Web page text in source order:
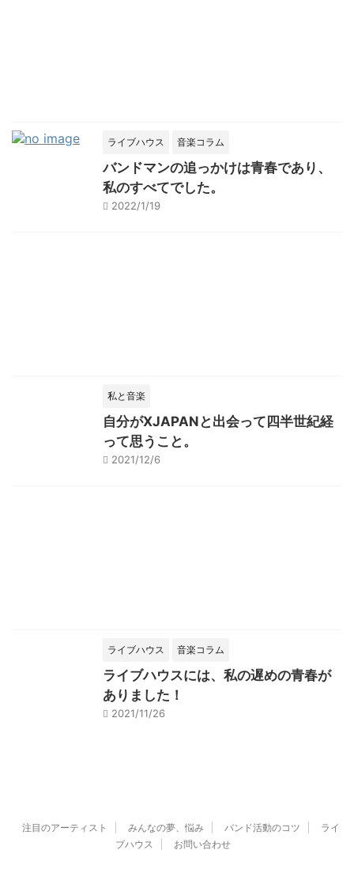
ライブハウス 音楽コラム
バンドマンの追っかけは青春であり、
私のすべてでした。
2022/1/19
私と音楽
自分がXJAPANと出会って四半世紀経
って思うこと。
2021/12/6
ライブハウス 音楽コラム
ライブハウスには、私の遅めの青春が
ありました！
2021/11/26
注目のアーティスト みんなの夢、悩み バンド活動のコツ
ライ
ブハウス
お問い合わせ